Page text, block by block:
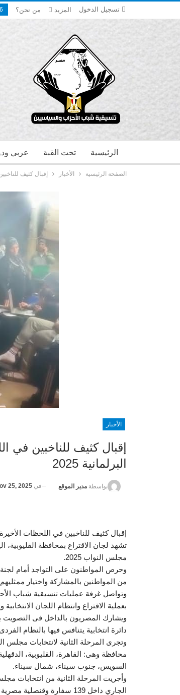
تسجيل الدخول من نحن؟ المزيد
عربي تحت القبة الرئيسية
الصفحة الرئيسية الأخبار إقبال كثيف
الأخبار
إقبال كثيف للناخبين في
البرلمانية 2025
بواسطة مدير الموقع في 25, 2025
إقبال كثيف للناخبين في اللحظات الأخيرة
تشهد لجان الاقتراع بمحافظة القليوبية،
مجلس النواب 2025.
وحرص المواطنون على التواجد أمام
من المواطنين بالمشاركة واختيار
وتواصل غرفة عمليات تنسيقية شباب
بعملية الاقتراع وانتظام اللجان الانتخابية
دائرة انتخابية يتنافس فيها بالنظام الفردى 1316 مرشحا وقائمة بقطاعي القاهرة وجنوب ووسط الدلتا، وشرق الدلتا.
محافظة وهى: القاهرة، القليوبية،
السويس، جنوب سيناء، شمال سيناء.